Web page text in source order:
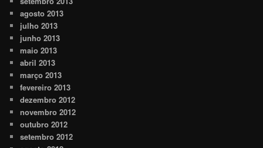
agosto 2013
julho 2013
junho 2013
maio 2013
abril 2013
março 2013
fevereiro 2013
dezembro 2012
novembro 2012
outubro 2012
setembro 2012